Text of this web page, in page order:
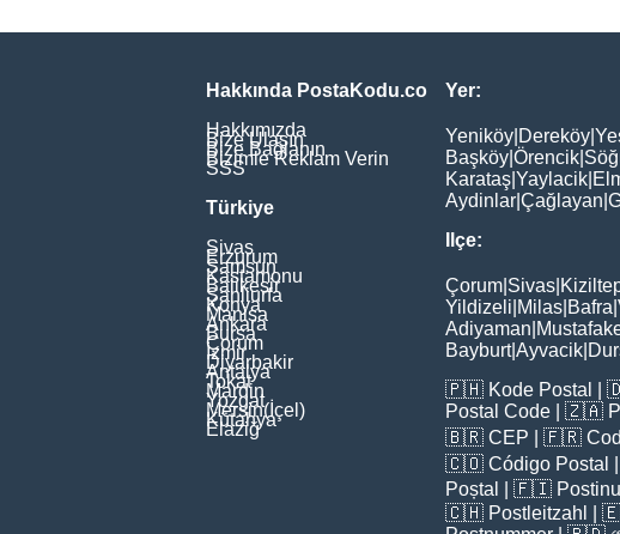
Hakkında PostaKodu.co
Hakkımızda
Bize Ulaşın
Bize Bağlanın
Bizimle Reklam Verin
SSS
Türkiye
Sivas
Erzurum
Samsun
Kastamonu
Balikesir
Şanliurfa
Konya
Manisa
Ankara
Bursa
Çorum
İzmir
Diyarbakir
Antalya
Tokat
Mardin
Yozgat
Mersin(İçel)
Kütahya
Elaziğ
Yer:
Yeniköy Dereköy
Başköy Örencik
Karataş Yaylacik
Aydinlar Çağlayan
Ilçe:
Çorum Sivas
Yildizeli Milas Bafra
Adiyaman
Bayburt|Ayvacik
🇵🇭 Kode Postal |
Postal Code | 🇿🇦
🇧🇷 CEP | 🇫🇷
🇨🇴 Código Postal
Poștal
| 🇫🇮
🇨🇭 Postleitzahl |